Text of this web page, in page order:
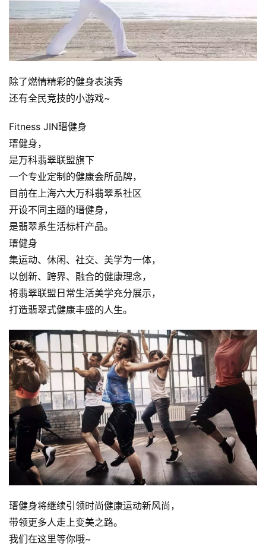
装
备
训
练
视
频
用
户
精
选
运
动
集
除了燃情精彩的健身表演秀
还有全民竞技的小游戏~
Fitness JIN瑨健身
瑨健身，
是万科翡翠联盟旗下
一个专业定制的健康会所品牌，
目前在上海六大万科翡翠系社区
开设不同主题的瑨健身，
是翡翠系生活标杆产品。
瑨健身
集运动、休闲、社交、美学为一体，
以创新、跨界、融合的健康理念，
将翡翠联盟日常生活美学充分展示，
打造翡翠式健康丰盛的人生。
瑨健身将继续引领时尚健康运动新风尚，
带领更多人走上变美之路。
我们在这里等你哦~